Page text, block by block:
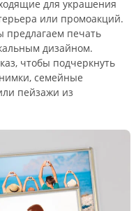
для украшения
или промоакций.
предлагаем печать
дизайном.
чтобы подчеркнуть
семейные
пейзажи из